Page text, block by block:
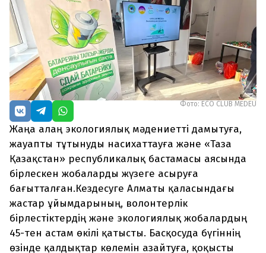
Фото: ECO CLUB MEDEU
Жаңа алаң экологиялық мәдениетті дамытуға,
жауапты тұтынуды насихаттауға және «Таза
Қазақстан» республикалық бастамасы аясында
бірлескен жобаларды жүзеге асыруға
бағытталған.Кездесуге Алматы қаласындағы
жастар ұйымдарының, волонтерлік
бірлестіктердің және экологиялық жобалардың
45-тен астам өкілі қатысты. Басқосуда бүгіннің
өзінде қалдықтар көлемін азайтуға, қоқысты